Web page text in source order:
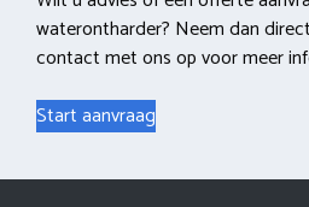
waterontharder? Neem dan
contact met ons op voor meer
Start aanvraag